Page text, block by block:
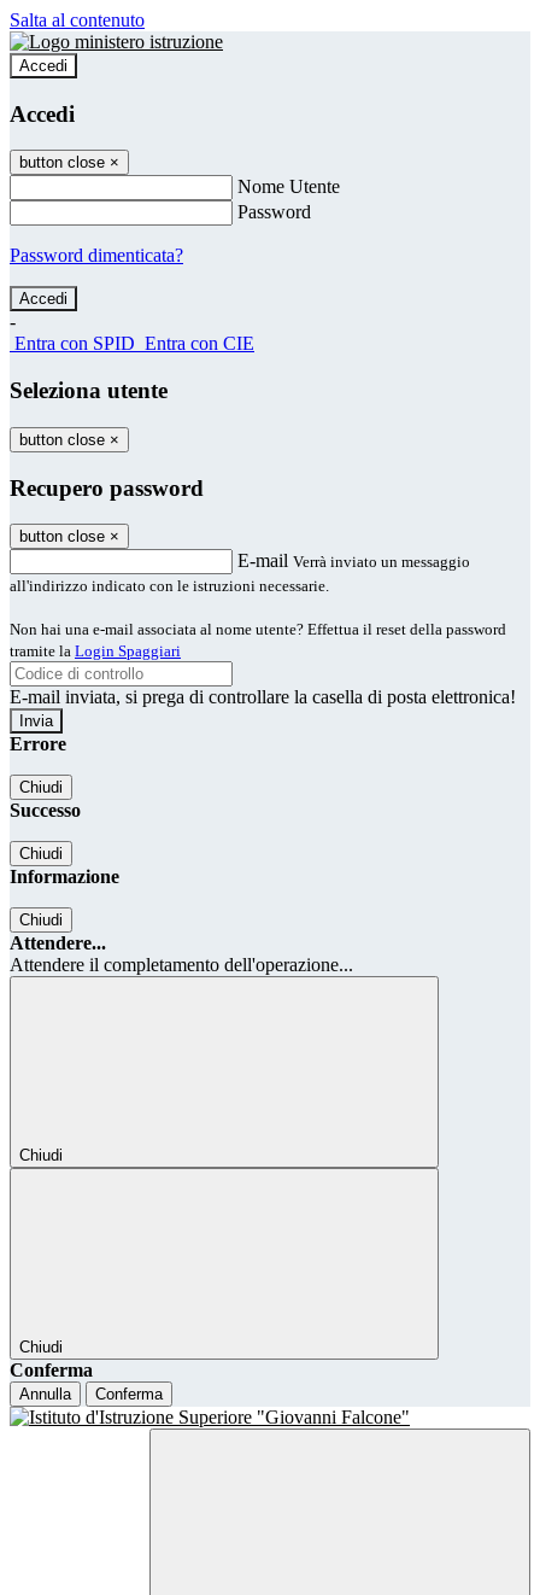
Salta al contenuto
Accedi
Accedi
button close ×
Nome Utente
Password
Password dimenticata?
-
Entra con SPID Entra con CIE
Seleziona utente
button close ×
Recupero password
button close ×
E-mail Verrà inviato un messaggio
all'indirizzo indicato con le istruzioni necessarie.
Non hai una e-mail associata al nome utente? Effettua il reset della password
tramite la Login Spaggiari
E-mail inviata, si prega di controllare la casella di posta elettronica!
Errore
Chiudi
Successo
Chiudi
Informazione
Chiudi
Attendere...
Attendere il completamento dell'operazione...
Chiudi
Chiudi
Conferma
Annulla Conferma